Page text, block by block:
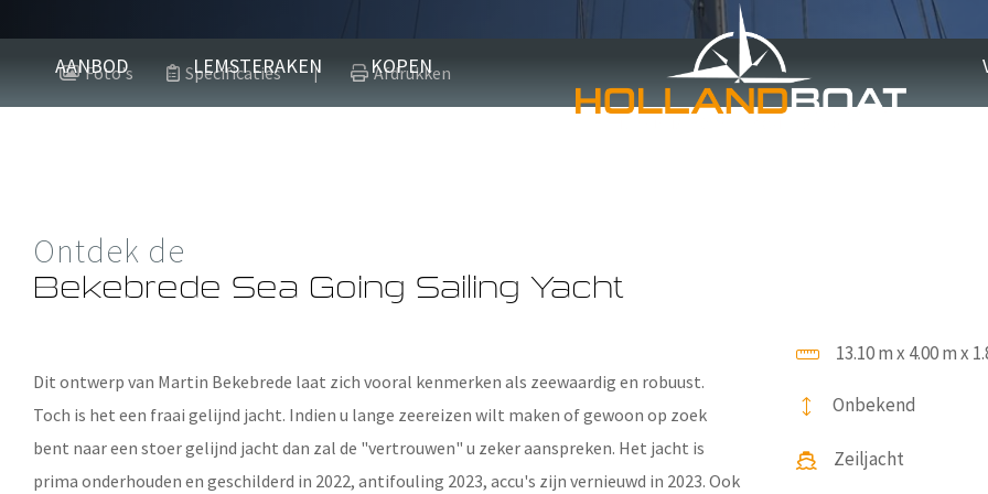
AANBOD LEMSTERAKEN KOPEN
Bekebrede Sea Going
Verkocht
Foto's Specificaties | Afdrukken
Ontdek de
Bekebrede Sea Going Sailing Yacht
Dit ontwerp van Martin Bekebrede laat zich vooral kenmerken als zeewaardig en robuust.
Toch is het een fraai gelijnd jacht. Indien u lange zeereizen wilt maken of gewoon op zoek
bent naar een stoer gelijnd jacht dan zal de "vertrouwen" u zeker aanspreken. Het jacht is
prima onderhouden en geschilderd in 2022, antifouling 2023, accu's zijn vernieuwd in 2023. Ook
13.10 m x 4.00 m x
Onbekend
Zeiljacht